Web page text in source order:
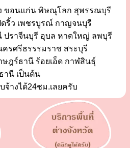
ขอนแก่น พิษณุโลก สุพรรณบุรี
ริ้ว เพชรบูรณ์ กาญจนบุรี
ปราจีนบุรี อุบล หาดใหญ่ ลพบุรี
รศรีธรรรมราช สระบุรี
ฎร์ธานี ร้อยเอ็ด กาฬสินธุ์
านี เป็นต้น
จ้างได้24ชม.เลยครับ